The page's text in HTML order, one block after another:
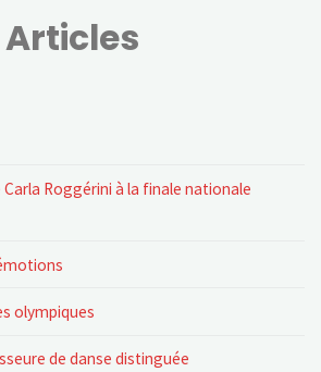
Roggérini à la finale nationale
olympiques
de danse distinguée